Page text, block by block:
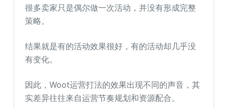
很多卖家只是偶尔做一次活动，并没有形成完整
策略。
结果就是有的活动效果很好，有的活动却几乎没
有变化。
因此，Woot运营打法的效果出现不同的声音，其
实差异往往来自运营节奏规划和资源配合。